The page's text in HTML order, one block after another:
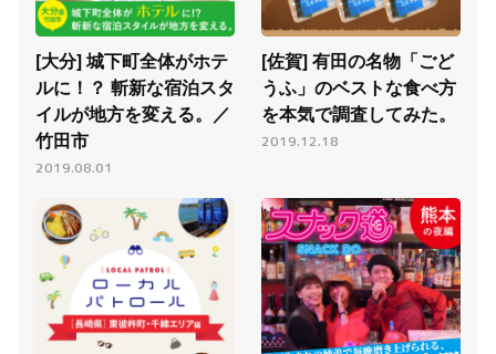
動画あり
[大分] 城下町全体がホテ
ルに！？ 斬新な宿泊スタ
イルが地方を変える。／
竹田市
2019.08.01
動画あり
[佐賀] 有田の名物「ごど
うふ」のベストな食べ方
を本気で調査してみた。
2019.12.18